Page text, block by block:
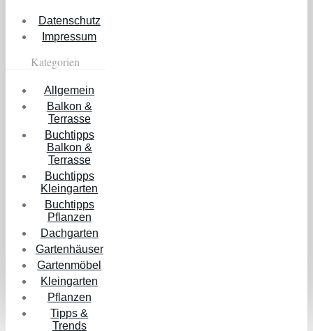
Datenschutz
Impressum
Kategorien
Allgemein
Balkon &
Terrasse
Buchtipps
Balkon &
Terrasse
Buchtipps
Kleingarten
Buchtipps
Pflanzen
Dachgarten
Gartenhäuser
Gartenmöbel
Kleingarten
Pflanzen
Tipps &
Trends